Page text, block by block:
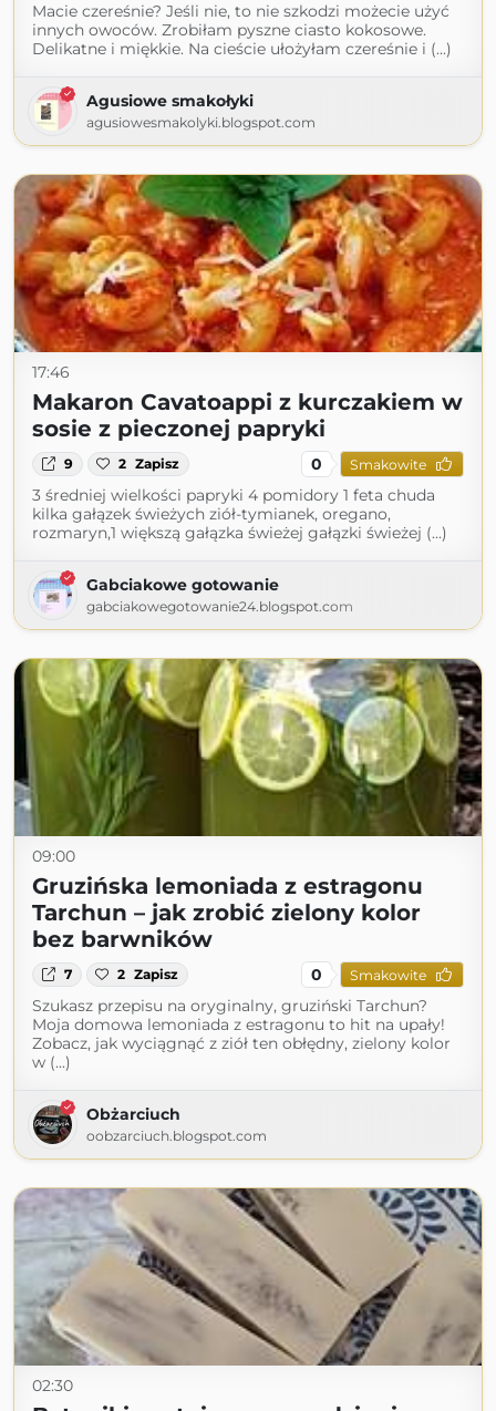
Macie czereśnie? Jeśli nie, to nie szkodzi możecie użyć
innych owoców. Zrobiłam pyszne ciasto kokosowe.
Delikatne i miękkie. Na cieście ułożyłam czereśnie i (...)
Agusiowe smakołyki
agusiowesmakolyki.blogspot.com
17:46
Makaron Cavatoappi z kurczakiem w
sosie z pieczonej papryki
9 2 Zapisz 0 Smakowite
3 średniej wielkości papryki 4 pomidory 1 feta chuda
kilka gałązek świeżych ziół-tymianek, oregano,
rozmaryn,1 większą gałązka świeżej gałązki świeżej (...)
Gabciakowe gotowanie
gabciakowegotowanie24.blogspot.com
09:00
Gruzińska lemoniada z estragonu
Tarchun – jak zrobić zielony kolor
bez barwników
7 2 Zapisz 0 Smakowite
Szukasz przepisu na oryginalny, gruziński Tarchun?
Moja domowa lemoniada z estragonu to hit na upały!
Zobacz, jak wyciągnąć z ziół ten obłędny, zielony kolor
w (...)
Obżarciuch
oobzarciuch.blogspot.com
02:30